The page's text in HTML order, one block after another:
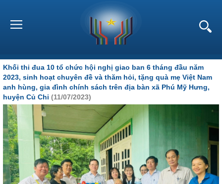
Khối thi đua 10 tổ chức hội nghị giao ban 6 tháng đầu năm
2023, sinh hoạt chuyên đề và thăm hỏi, tặng quà mẹ Việt Nam
anh hùng, gia đình chính sách trên địa bàn xã Phú Mỹ Hưng,
huyện Củ Chi (11/07/2023)